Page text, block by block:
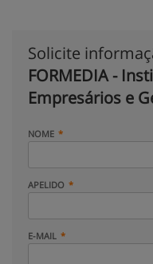
Solicite
FORMEDIA -
Empresários e
NOME
APELIDO
E-MAIL